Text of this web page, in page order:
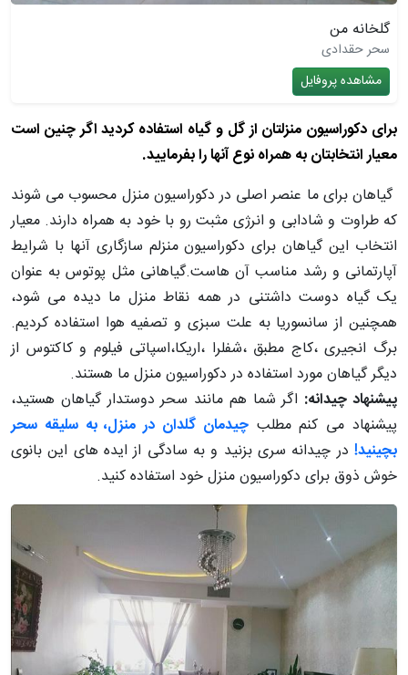
گلخانه من
سحر حقدادی
مشاهده پروفایل
برای دکوراسیون منزلتان از گل و گیاه استفاده کردید اگر چنین است
معیار انتخابتان به همراه نوع آنها را بفرمایید.
گیاهان برای ما عنصر اصلی در دکوراسیون منزل محسوب می شوند
که طراوت و شادابی و انرژی مثبت رو با خود به همراه دارند. معیار
انتخاب این گیاهان برای دکوراسیون منزلم سازگاری آنها با شرایط
آپارتمانی و رشد مناسب آن هاست.گیاهانی مثل پوتوس به عنوان
یک گیاه دوست داشتنی در همه نقاط منزل ما دیده می شود،
همچنین از سانسوریا به علت سبزی و تصفیه هوا استفاده کردیم.
برگ انجیری ،کاج مطبق ،شفلرا ،اریکا،اسپاتی فیلوم و کاکتوس از
دیگر گیاهان مورد استفاده در دکوراسیون منزل ما هستند.
پیشنهاد چیدانه: اگر شما هم مانند سحر دوستدار گیاهان هستید،
پیشنهاد می کنم مطلبچیدمان گلدان در منزل، به سلیقه سحر
بچینید! در چیدانه سری بزنید و به سادگی از ایده های این بانوی
خوش ذوق برای دکوراسیون منزل خود استفاده کنید.